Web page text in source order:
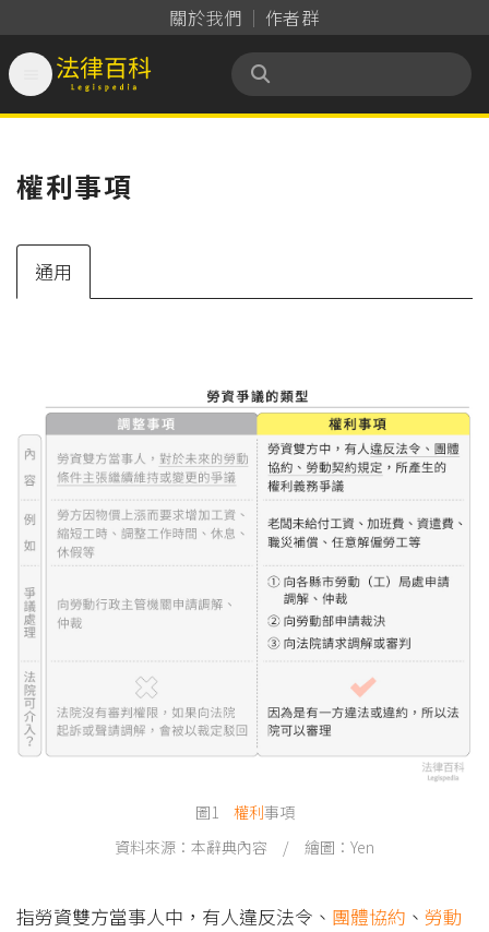
關於我們 作者群
法律百科 Legispedia
權利事項
通用
圖1 權利事項
資料來源：本辭典內容 / 繪圖：Yen
指勞資雙方當事人中，有人違反法令、 團體協約 、 勞動